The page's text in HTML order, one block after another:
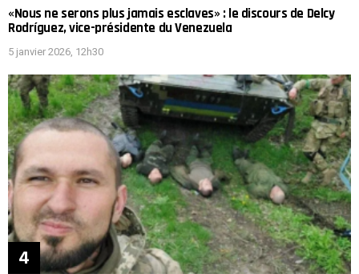
«Nous ne serons plus jamais esclaves» : le discours de Delcy
Rodríguez, vice-présidente du Venezuela
5 janvier 2026, 12h30